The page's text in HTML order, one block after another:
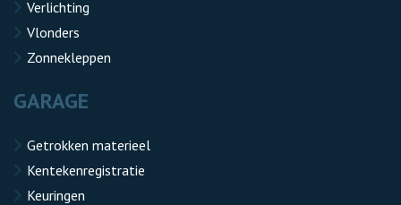
Verlichting
Vlonders
Zonnekleppen
GARAGE
Getrokken materieel
Kentekenregistratie
Keuringen